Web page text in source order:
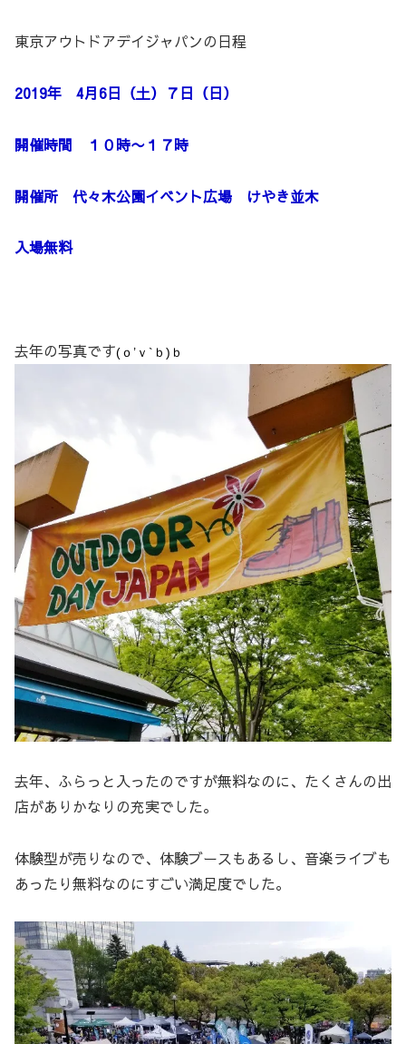
東京アウトドアデイジャパンの日程
2019年 4月6日（土）７日（日）
開催時間 １０時〜１７時
開催所 代々木公園イベント広場 けやき並木
入場無料
去年の写真です(ｏ’ｖ`ｂ)ｂ
去年、ふらっと入ったのですが無料なのに、たくさんの出
店がありかなりの充実でした。
体験型が売りなので、体験ブースもあるし、音楽ライブも
あったり無料なのにすごい満足度でした。